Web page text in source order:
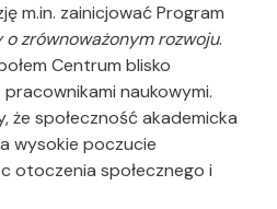
m.in. zainicjować Program
zrównoważonym rozwoju.
Centrum blisko
naukowymi.
że społeczność akademicka
wysokie poczucie
otoczenia społecznego i